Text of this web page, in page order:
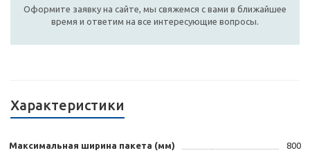
Оформите заявку на сайте, мы свяжемся с вами в ближайшее
время и ответим на все интересующие вопросы.
Характеристики
Максимальная ширина пакета (мм) 800